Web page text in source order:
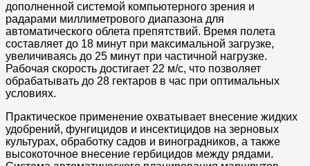
дополненной системой компьютерного зрения и
радарами миллиметрового диапазона для
автоматического облета препятствий. Время полета
составляет до 18 минут при максимальной загрузке,
увеличиваясь до 25 минут при частичной нагрузке.
Рабочая скорость достигает 22 м/с, что позволяет
обрабатывать до 28 гектаров в час при оптимальных
условиях.
Практическое применение охватывает внесение жидких
удобрений, фунгицидов и инсектицидов на зерновых
культурах, обработку садов и виноградников, а также
высокоточное внесение гербицидов между рядами.